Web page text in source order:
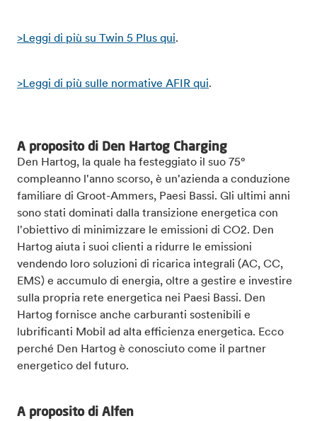
>Leggi di più su Twin 5 Plus qui.
>Leggi di più sulle normative AFIR qui.
A proposito di Den Hartog Charging
Den Hartog, la quale ha festeggiato il suo 75°
compleanno l'anno scorso, è un'azienda a conduzione
familiare di Groot-Ammers, Paesi Bassi. Gli ultimi anni
sono stati dominati dalla transizione energetica con
l'obiettivo di minimizzare le emissioni di CO2. Den
Hartog aiuta i suoi clienti a ridurre le emissioni
vendendo loro soluzioni di ricarica integrali (AC, CC,
EMS) e accumulo di energia, oltre a gestire e investire
sulla propria rete energetica nei Paesi Bassi. Den
Hartog fornisce anche carburanti sostenibili e
lubrificanti Mobil ad alta efficienza energetica. Ecco
perché Den Hartog è conosciuto come il partner
energetico del futuro.
A proposito di Alfen